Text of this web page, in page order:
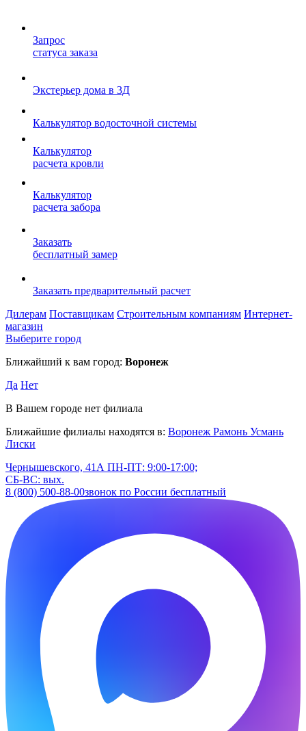
Запрос
статуса заказа
Экстерьер дома в 3Д
Калькулятор водосточной системы
Калькулятор
расчета кровли
Калькулятор
расчета забора
Заказать
бесплатный замер
Заказать предварительный расчет
Дилерам Поставщикам Строительным компаниям Интернет-
магазин
Выберите город
Ближайший к вам город: Воронеж
Да Нет
В Вашем городе нет филиала
Ближайшие филиалы находятся в: Воронеж Рамонь Усмань
Лиски
Чернышевского, 41А ПН-ПТ: 9:00-17:00;
СБ-ВС: вых.
8 (800) 500-88-00звонок по России бесплатный